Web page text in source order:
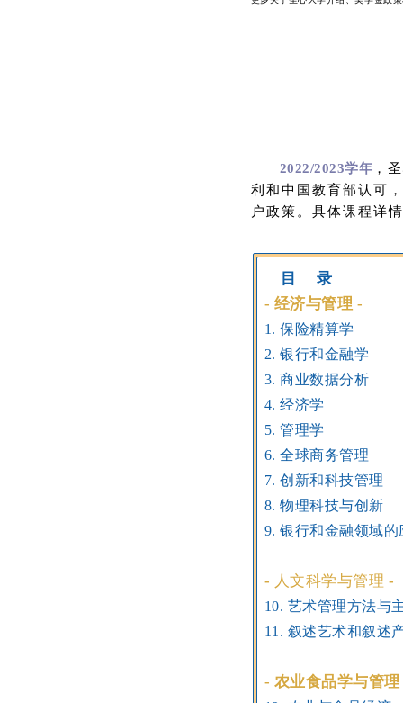
2022/2023学年 ，
利和中国教育部认可
户政策。具体课程详
目 录
- 经济与管理 -
1. 保险精算学
2. 银行和金融学
3. 商业数据分析
4. 经济学
5. 管理学
6. 全球商务管理
7. 创新和科技管理
8. 物理科技与创新
9. 银行和金融领域
- 人文科学与管理 -
10. 艺术管理方法与
11. 叙述艺术和叙述
- 农业食品学与管理